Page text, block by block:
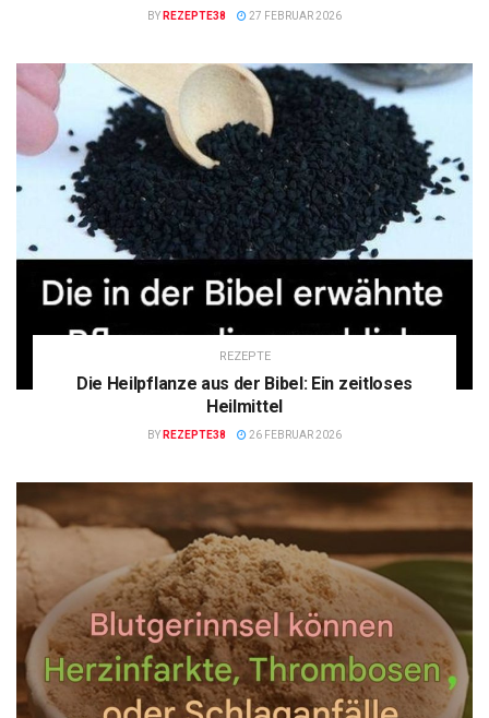
BY REZEPTE38 27 FEBRUAR 2026
REZEPTE
Die Heilpflanze aus der Bibel: Ein zeitloses
Heilmittel
BY REZEPTE38 26 FEBRUAR 2026